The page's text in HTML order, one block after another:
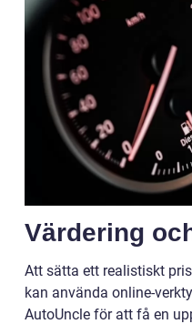
Värdering
Att sätta ett realistiskt
kan använda online-
AutoUncle för att få en